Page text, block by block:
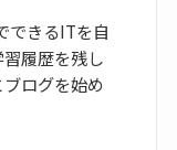
できるITを自
履歴を残し
ログを始め